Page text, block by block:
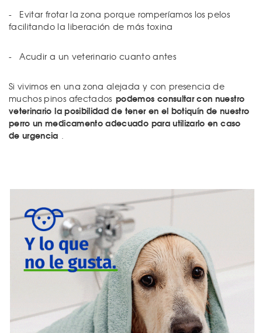
- Evitar frotar la zona porque romperíamos los pelos
facilitando la liberación de más toxina
- Acudir a un veterinario cuanto antes
Si vivimos en una zona alejada y con presencia de
muchos pinos afectados podemos consultar con nuestro
veterinario la posibilidad de tener en el botiquín de nuestro
perro un medicamento adecuado para utilizarlo en caso
de urgencia